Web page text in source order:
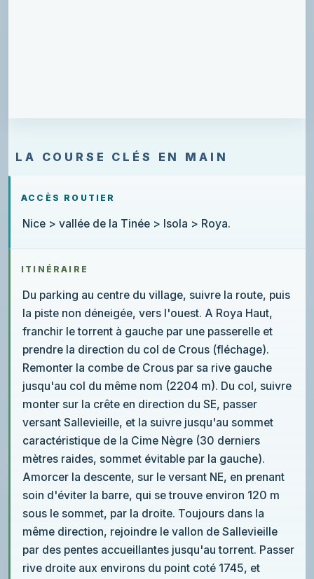
LA COURSE CLÉS EN MAIN
ACCÈS ROUTIER
Nice > vallée de la Tinée > Isola > Roya.
ITINÉRAIRE
Du parking au centre du village, suivre la route, puis
la piste non déneigée, vers l'ouest. A Roya Haut,
franchir le torrent à gauche par une passerelle et
prendre la direction du col de Crous (fléchage).
Remonter la combe de Crous par sa rive gauche
jusqu'au col du même nom (2204 m). Du col, suivre
monter sur la crête en direction du SE, passer
versant Sallevieille, et la suivre jusqu'au sommet
caractéristique de la Cime Nègre (30 derniers
mètres raides, sommet évitable par la gauche).
Amorcer la descente, sur le versant NE, en prenant
soin d'éviter la barre, qui se trouve environ 120 m
sous le sommet, par la droite. Toujours dans la
même direction, rejoindre le vallon de Sallevieille
par des pentes accueillantes jusqu'au torrent. Passer
rive droite aux environs du point coté 1745, et